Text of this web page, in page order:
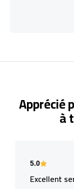
Apprécié
à
5.0
Excellent